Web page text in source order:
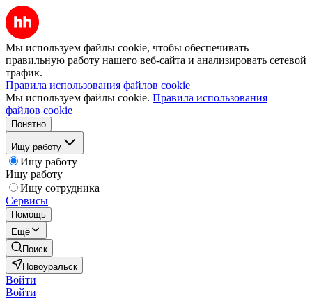
Мы используем файлы cookie, чтобы обеспечивать
правильную работу нашего веб-сайта и анализировать сетевой
трафик.
Правила использования файлов cookie
Мы используем файлы cookie. Правила использования
файлов cookie
Понятно
Ищу работу
Ищу работу
Ищу работу
Ищу сотрудника
Сервисы
Помощь
Ещё
Поиск
Новоуральск
Войти
Войти